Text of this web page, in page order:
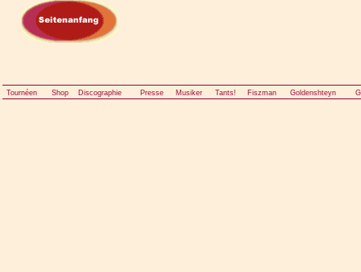
Tournéen Shop Discographie Presse Musiker Tants! Fiszman Goldenshteyn